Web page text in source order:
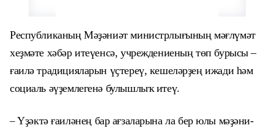
Республиканың Мәҙәниәт министрлығының мәғлүмәт
хеҙмәте хәбәр итеүенсә, учреждениеның төп бурысы –
ғаилә традицияларын үҫтереү, кешеләрҙең ижади һәм
социаль әүҙемлегенә булышлыҡ итеү.
–Үҙәктәғаиләнеңбар ағзаларына ла бер юлы мәҙәни-